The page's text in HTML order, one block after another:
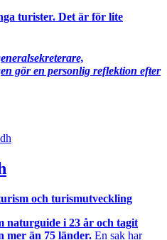
turister. Det är för lite
gör en personlig reflektion efter
och turismutveckling
naturguide i 23 år och tagit
mer än 75 länder. En sak har